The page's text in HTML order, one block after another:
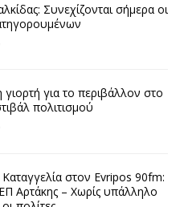
Συνεχίζονται σήμερα οι
για το περιβάλλον στο
πολιτισμού
στον Evripos 90fm:
Αρτάκης – Χωρίς υπάλληλο